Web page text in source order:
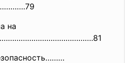
на
81